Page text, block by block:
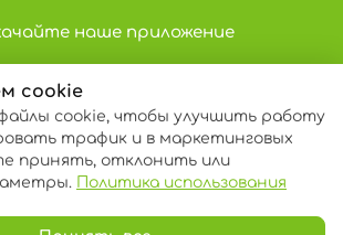
наше приложение
© 2013 – 2026 ECOM
cookie
cookie, чтобы улучшить работу
трафик и в маркетинговых
принять, отклонить или
Политика использования